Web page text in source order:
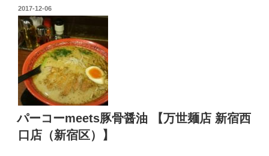
ン
で」
【チ
ッ
テ
ィ
ー
坂
て
の
ハ
ニ
ト
ー
【パ
セ
ラ
リ
投
稿
日:
2017-12-06
パーコーmeets豚骨醤油 【万世麺店 新宿西
口店（新宿区）】